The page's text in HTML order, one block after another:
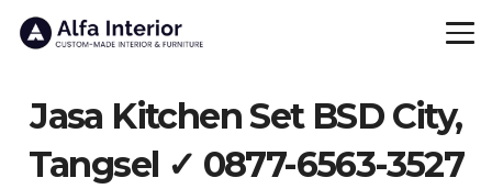
Jasa Kitchen Set BSD City,
Tangsel ✓ 0877-6563-3527